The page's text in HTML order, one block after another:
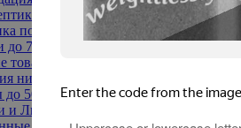
по 129 руб
70%
товары
низкой цены
до 500 руб
и Лимоны